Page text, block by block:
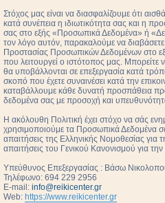
Στόχος μας είναι να διασφαλίζουμε ότι
κατά συνέπεια η ιδιωτικότητα σας και η
σας στο εξής «Προσωπικά Δεδομένα» ή
τον λόγο αυτόν, παρακαλούμε να
Προστασίας Προσωπικών Δεδομένων στο
που λειτουργεί ο ιστότοπος μας. Μπορείτε
θα υποβάλλονται σε επεξεργασία κατά
σκοπό που έχετε συναινέσει κατά την
καταβάλλουμε κάθε δυνατή προσπάθεια
δεδομένα σας με προσοχή και
Η ακόλουθη Πολιτική έχει στόχο να σάς
χρησιμοποιούμε τα Προσωπικά Δεδομένα
απαιτήσεις της Ελληνικής Νομοθεσίας για
απαιτήσεις του Γενικού Κανονισμού για
Υπεύθυνος Επεξεργασίας : Βάσω
Τηλέφωνο: 694 229 2956
E-mail: info@reikicenter.gr
Web: https://www.reikicenter.gr